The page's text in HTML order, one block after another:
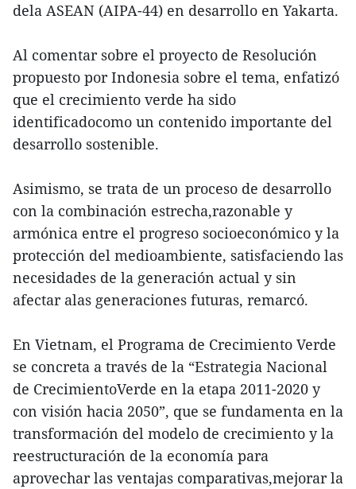
dela ASEAN (AIPA-44) en desarrollo en Yakarta.
Al comentar sobre el proyecto de Resolución
propuesto por Indonesia sobre el tema, enfatizó
que el crecimiento verde ha sido
identificadocomo un contenido importante del
desarrollo sostenible.
Asimismo, se trata de un proceso de desarrollo
con la combinación estrecha,razonable y
armónica entre el progreso socioeconómico y la
protección del medioambiente, satisfaciendo las
necesidades de la generación actual y sin
afectar alas generaciones futuras, remarcó.
En Vietnam, el Programa de Crecimiento Verde
se concreta a través de la “Estrategia Nacional
de CrecimientoVerde en la etapa 2011-2020 y
con visión hacia 2050”, que se fundamenta en la
transformación del modelo de crecimiento y la
reestructuración de la economía para
aprovechar las ventajas comparativas,mejorar la